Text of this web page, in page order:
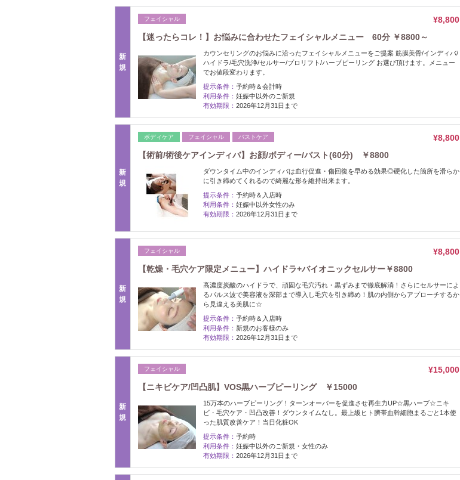
新
規
フェイシャル
¥8,800
【迷ったらコレ！】お悩みに合わせたフェイシャルメニュー 60分 ￥8800～
カウンセリングのお悩みに沿ったフェイシャルメニューをご提案 筋膜美骨/インディバ/
ハイドラ/毛穴洗浄/セルサー/プロリフト/ハーブピーリング お選び頂けます。メニュー
でお値段変わります。
提示条件： 予約時＆会計時
利用条件： 妊娠中以外のご新規
有効期限： 2026年12月31日まで
新
規
ボディケア フェイシャル バストケア
¥8,800
【術前/術後ケアインディバ】お顔/ボディー/バスト(60分) ￥8800
ダウンタイム中のインディバは血行促進・傷回復を早める効果◎硬化した箇所を滑らか
に引き締めてくれるので綺麗な形を維持出来ます。
提示条件： 予約時＆入店時
利用条件： 妊娠中以外女性のみ
有効期限： 2026年12月31日まで
新
規
フェイシャル
¥8,800
【乾燥・毛穴ケア限定メニュー】ハイドラ+バイオニックセルサー￥8800
高濃度炭酸のハイドラで、頑固な毛穴汚れ・黒ずみまで徹底解消！さらにセルサーによ
るパルス波で美容液を深部まで導入し毛穴を引き締め！肌の内側からアプローチするか
ら見違える美肌に☆
提示条件： 予約時＆入店時
利用条件： 新規のお客様のみ
有効期限： 2026年12月31日まで
新
規
フェイシャル
¥15,000
【ニキビケア/凹凸肌】VOS黒ハーブピーリング ￥15000
15万本のハーブピーリング！ターンオーバーを促進させ再生力UP☆黒ハーブ☆ニキ
ビ・毛穴ケア・凹凸改善！ダウンタイムなし。最上級ヒト臍帯血幹細胞まるごと1本使
った肌質改善ケア！当日化粧OK
提示条件： 予約時
利用条件： 妊娠中以外のご新規・女性のみ
有効期限： 2026年12月31日まで